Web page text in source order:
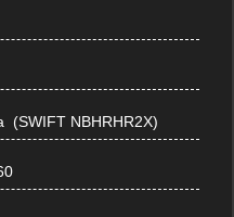
(SWIFT NBHRHR2X)